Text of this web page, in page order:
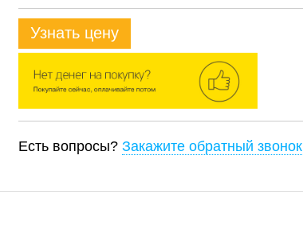
Узнать цену
Есть вопросы? Закажите обратный звонок